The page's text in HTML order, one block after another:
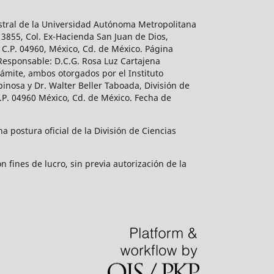
de la Universidad Autónoma Metropolitana
Col. Ex-Hacienda San Juan de Dios,
04960, México, Cd. de México. Página
D.C.G. Rosa Luz Cartajena
ambos otorgados por el Instituto
y Dr. Walter Beller Taboada, División de
04960 México, Cd. de México. Fecha de
postura oficial de la División de Ciencias
fines de lucro, sin previa autorización de la